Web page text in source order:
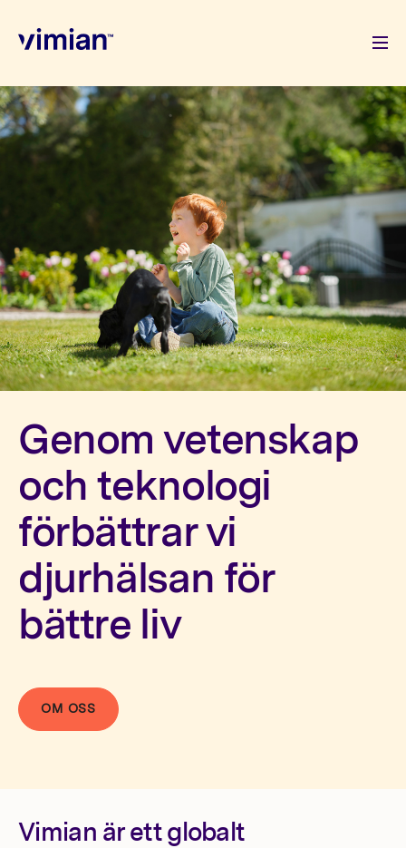
Om oss
Hur vi växer
Hållbarhet
Lediga jobb
Nyhetsrum
Investerare
Genom vetenskap
och teknologi
förbättrar vi
djurhälsan för
bättre liv
OM OSS
Vimian är ett globalt